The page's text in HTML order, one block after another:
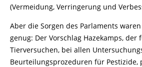
(Vermeidung, Verringerung und
Aber die Sorgen des Parlaments
genug: Der Vorschlag Hazekamps, der
Tierversuchen, bei allen
Beurteilungsprozeduren für Pestizide,